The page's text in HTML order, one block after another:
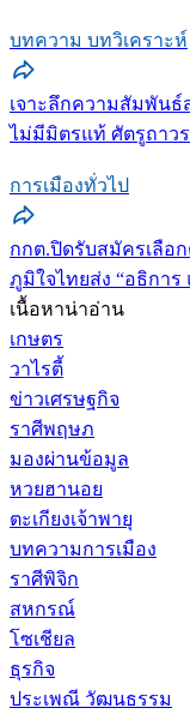
บทความ บทวิเคราะห์
เจาะลึกความสัมพันธ์
ไม่มีมิตรแท้ ศัตรูถาวร
การเมืองทั่วไป
กกต.ปิดรับสมัครเลือ
ภูมิใจไทยส่ง “อธิการ
เนื้อหาน่าอ่าน
เกษตร
วาไรตี้
ข่าวเศรษฐกิจ
ราศีพฤษภ
มองผ่านข้อมูล
หวยฮานอย
ตะเกียงเจ้าพายุ
บทความการเมือง
ราศีพิจิก
สหกรณ์
โซเชียล
ธุรกิจ
ประเพณี วัฒนธรรม